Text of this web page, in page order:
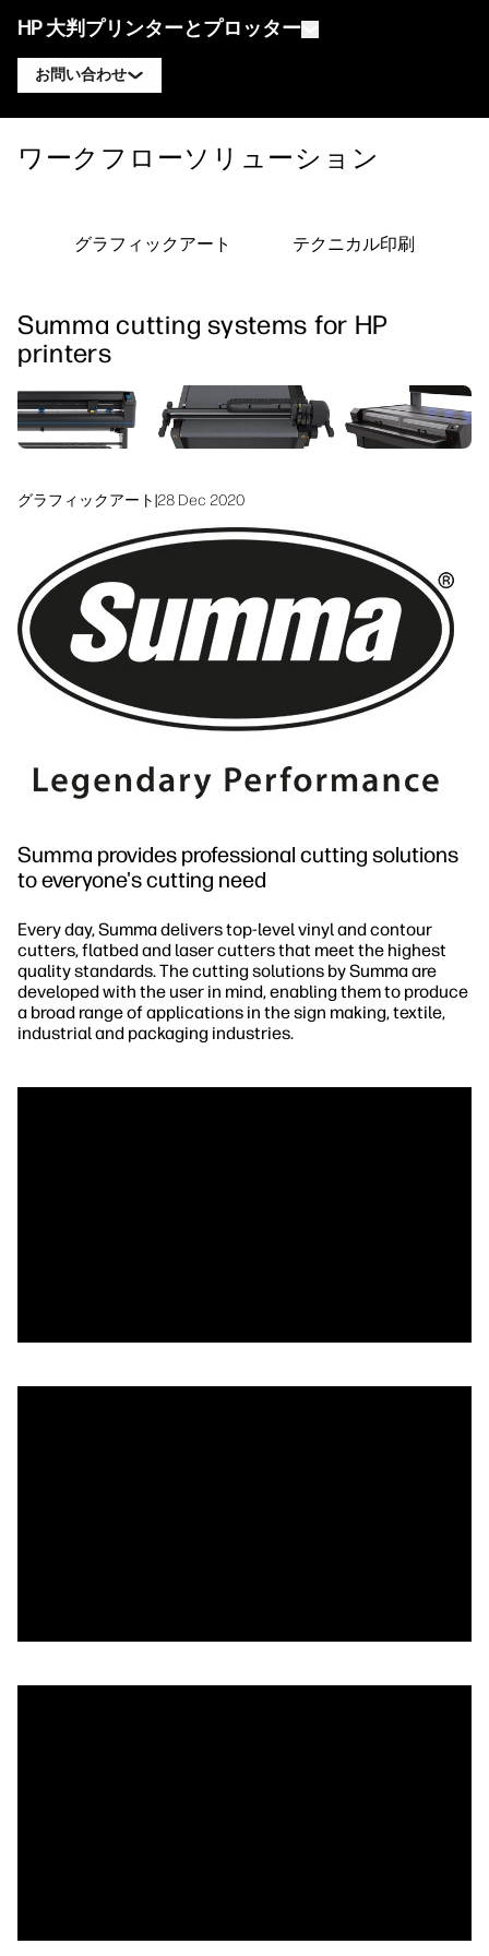
HP 大判プリンターとプロッター
お問い合わせ
HP DesignJet エキスパートに連絡
HP Latex エキスパートに連絡
PrintOS エキスパートに連絡
フォローする
linkedInfacebook
twitteryoutube
HP DesignJet テクニカルプロッター
HP PageWide XL プリンター
HP Stitch プリンター
ソリューションとサービス
HP PrintOS プロダクションハブ
セキュリティ
リソース
ブログ
お客様の声
ワークフローソリューション
サステナビリティ
ワークフローソリューション
グラフィックアート テクニカル印刷
Summa cutting systems for HP
printers
グラフィックアート|28 Dec 2020
Summa provides professional cutting solutions
to everyone's cutting need
Every day, Summa delivers top-level vinyl and contour
cutters, flatbed and laser cutters that meet the highest
quality standards. The cutting solutions by Summa are
developed with the user in mind, enabling them to produce
a broad range of applications in the sign making, textile,
industrial and packaging industries.